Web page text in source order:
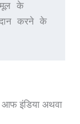
मूल के
करने के
आफ इंडिया अथवा